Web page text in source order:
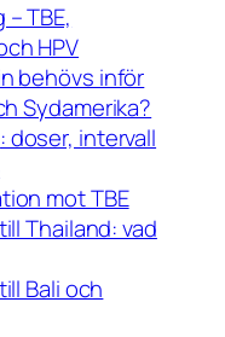
TBE,
HPV
behövs inför
Sydamerika?
doser, intervall
mot TBE
Thailand: vad
Bali och